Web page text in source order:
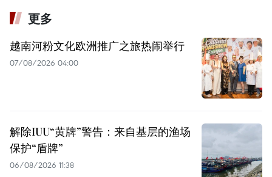
更多
越南河粉文化欧洲推广之旅热闹举行
07/08/2026 04:00
解除IUU“黄牌”警告：来自基层的渔场
保护“盾牌”
06/08/2026 11:38